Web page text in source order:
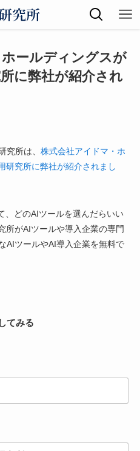
ールディングスが
に弊社が紹介され
究所は、 株式会社アイドマ・ホ
研究所に弊社が紹介されまし
、どのAIツールを選んだらいい
所がAIツールや導入企業の専門
AIツールやAI導入企業を無料で
てみる